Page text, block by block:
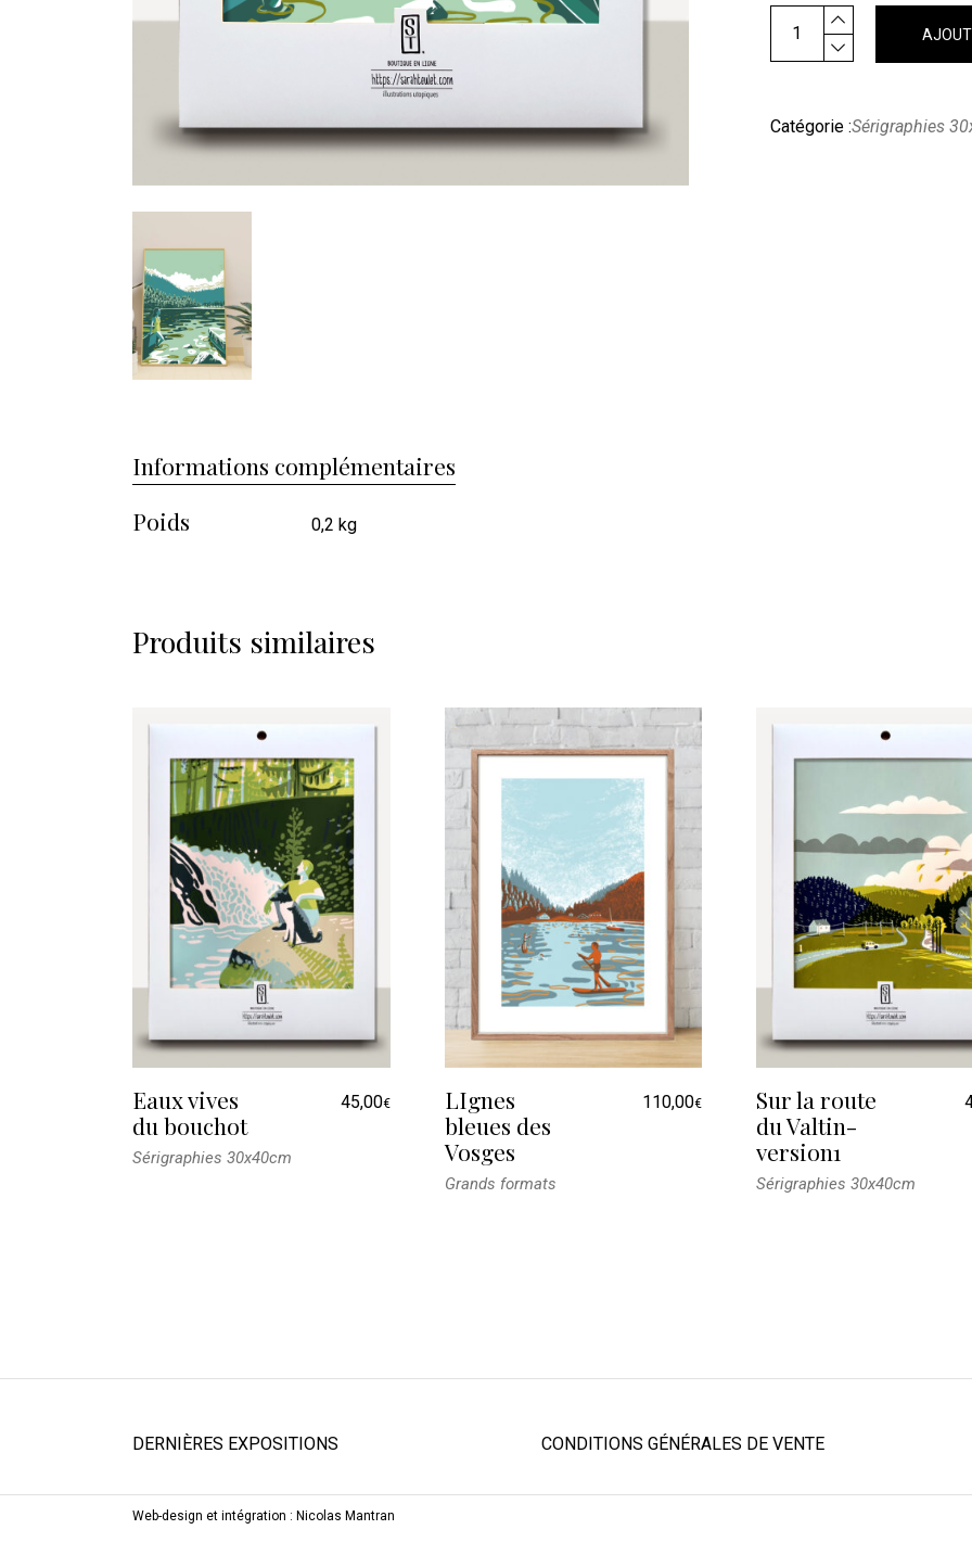
La femme du lac de
Catégorie :Sérigraphies
Informations complémentaires
Poids
0,2 kg
Produits similaires
Eaux vives
du bouchot
45,00€
Sérigraphies 30x40cm
LIgnes
bleues des
Vosges
110,00€
Grands formats
Sur la route
du Valtin-
version1
Sérigraphies 30x40cm
DERNIÈRES EXPOSITIONS CONDITIONS GÉNÉRALES DE VENTE
Web-design et intégration : Nicolas Mantran